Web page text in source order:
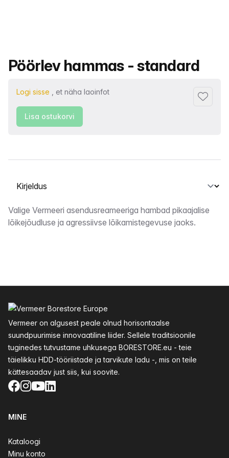
Toote nimi
Pöörlev hammas - standard
Logi sisse , et näha laoinfot
Lisa
Lisa ostukorvi
Vahekaardi valimine
Kirjeldus
Valige Vermeeri asendusreameeriga hambad pikaajalise
lõikejõudluse ja agressiivse lõikamistegevuse jaoks.
Vermeer on algusest peale olnud horisontaalse
suundpuurimise innovaatiline liider. Sellele traditsioonile
tuginedes tutvustame uhkusega BORESTORE.eu - teie
täielikku HDD-tööriistade ja tarvikute ladu -, mis on teile
kättesaadav just siis, kui soovite.
Facebook
Instagram
YouTube
LinkedIn
MINE
Kataloogi
Minu konto